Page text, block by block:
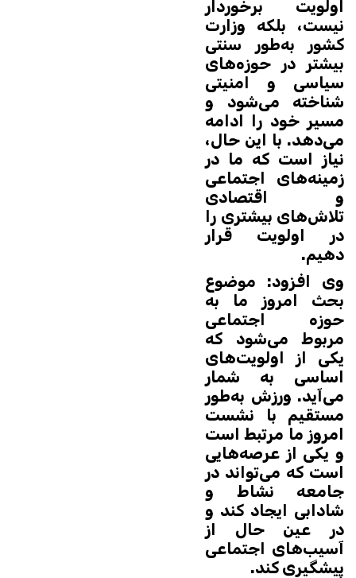
اولویت برخوردار
نیست، بلکه وزارت
کشور به‌طور سنتی
بیشتر در حوزه‌های
سیاسی و امنیتی
شناخته می‌شود و
مسیر خود را ادامه
می‌دهد. با این حال،
نیاز است که ما در
زمینه‌های اجتماعی
و اقتصادی
تلاش‌های بیشتری را
در اولویت قرار
دهیم.
وی افزود: موضوع
بحث امروز ما به
حوزه اجتماعی
مربوط می‌شود که
یکی از اولویت‌های
اساسی به شمار
می‌آید. ورزش به‌طور
مستقیم با نشست
امروز ما مرتبط است
و یکی از عرصه‌هایی
است که می‌تواند در
جامعه نشاط و
شادابی ایجاد کند و
در عین حال از
آسیب‌های اجتماعی
پیشگیری کند.